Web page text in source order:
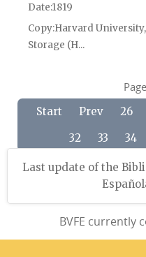
Date1819
CopyHarvard
Storage (H...
Start Prev 26
32
33 34
Last update of the
BVFE currently